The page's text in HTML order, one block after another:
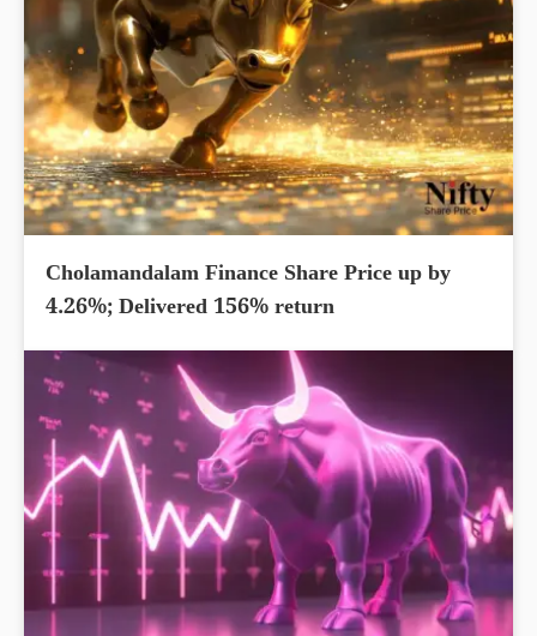
Cholamandalam Finance Share Price up by
4.26%; Delivered 156% return